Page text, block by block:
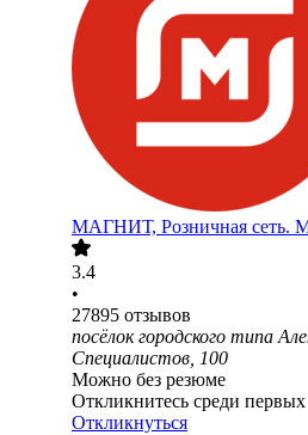
МАГНИТ, Розничная сеть.
3.4
•
27895 отзывов
посёлок городского типа
Специалистов, 100
Можно без резюме
Откликнитесь среди первых
Откликнуться